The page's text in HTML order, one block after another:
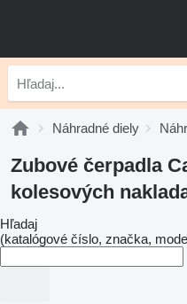
Náhradné diely
Zubové čerpadla
kolesových
Hľadaj
(katalógové číslo, značka,